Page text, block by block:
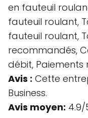
en fauteuil
fauteuil roulant,
fauteuil roulant,
recommandés,
débit, Paiements
Avis : Cette
Business.
Avis moyen: 4.9/